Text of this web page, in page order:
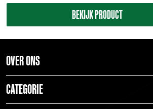
BEKIJK PRODUCT
OVER ONS
CATEGORIE